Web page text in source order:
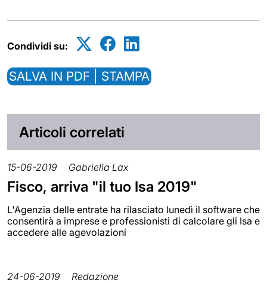
Condividi su:
SALVA IN PDF | STAMPA
Articoli correlati
15-06-2019 Gabriella Lax
Fisco, arriva "il tuo Isa 2019"
L'Agenzia delle entrate ha rilasciato lunedì il software che
consentirà a imprese e professionisti di calcolare gli Isa e
accedere alle agevolazioni
24-06-2019 Redazione